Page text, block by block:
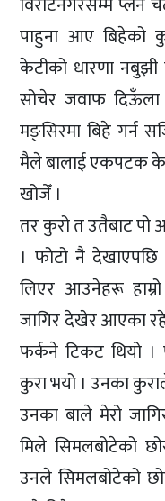
पाहुना आए बिहेको
केटीको धारणा
सोचेर जवाफ
मङ्सिरमा बिहे गर्न
मैले बालाई एकपटक
खोजेँ ।
तर कुरो त उतैबाट पो
। फोटो नै
लिएर आउनेहरू
जागिर देखेर आएका
फर्कने टिकट थियो ।
कुरा भयो । उनका
उनका बाले मेरो
मिले सिमलबोटेको
उनले सिमलबोटेको